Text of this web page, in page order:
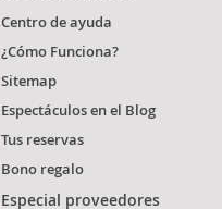
Centro de ayuda
¿Cómo Funciona?
Sitemap
Espectáculos en el Blog
Tus reservas
Bono regalo
Especial proveedores